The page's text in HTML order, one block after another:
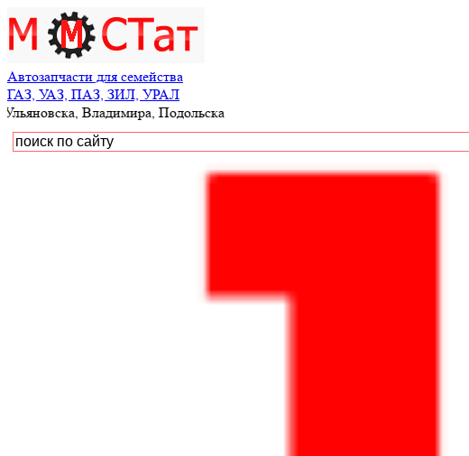
Автозапчасти для семейства
ГАЗ, УАЗ, ПАЗ, ЗИЛ, УРАЛ
Владимира, Подольска